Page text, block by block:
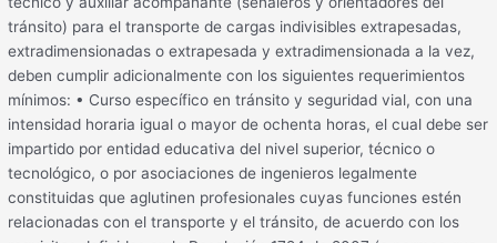
tránsito) para el transporte de cargas indivisibles extrapesadas,
extradimensionadas o extrapesada y extradimensionada a la vez,
deben cumplir adicionalmente con los siguientes requerimientos
mínimos: • Curso específico en tránsito y seguridad vial, con una
intensidad horaria igual o mayor de ochenta horas, el cual debe ser
impartido por entidad educativa del nivel superior, técnico o
tecnológico, o por asociaciones de ingenieros legalmente
constituidas que aglutinen profesionales cuyas funciones estén
relacionadas con el transporte y el tránsito, de acuerdo con los